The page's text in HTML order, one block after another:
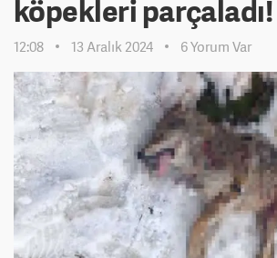
köpekleri parçaladı!
12:08 13 Aralık 2024 6 Yorum Var